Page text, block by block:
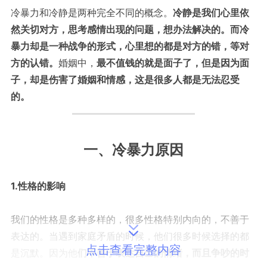
冷暴力和冷静是两种完全不同的概念。 冷静是我们心里依
然关切对方，思考感情出现的问题，想办法解决的。而冷
暴力却是一种战争的形式，心里想的都是对方的错，等对
方的认错。 婚姻中， 最不值钱的就是面子了，但是因为面
子，却是伤害了婚姻和情感，这是很多人都是无法忍受
的。
一、 冷暴力原因
1.性格的影响
我们的性格是多种多样的，很多性格特别内向的，不善于
表达的。当遇到家庭矛盾的时候，他们很多时候选择的都
们不善于表达自己的情绪，而且争吵的时
点击查看完整内容